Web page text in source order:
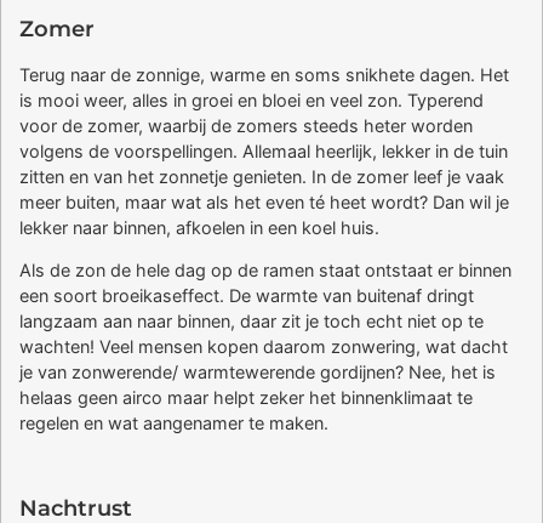
Zomer
Terug naar de zonnige, warme en soms snikhete dagen. Het
is mooi weer, alles in groei en bloei en veel zon. Typerend
voor de zomer, waarbij de zomers steeds heter worden
volgens de voorspellingen. Allemaal heerlijk, lekker in de tuin
zitten en van het zonnetje genieten. In de zomer leef je vaak
meer buiten, maar wat als het even té heet wordt? Dan wil je
lekker naar binnen, afkoelen in een koel huis.
Als de zon de hele dag op de ramen staat ontstaat er binnen
een soort broeikaseffect. De warmte van buitenaf dringt
langzaam aan naar binnen, daar zit je toch echt niet op te
wachten! Veel mensen kopen daarom zonwering, wat dacht
je van zonwerende/ warmtewerende gordijnen? Nee, het is
helaas geen airco maar helpt zeker het binnenklimaat te
regelen en wat aangenamer te maken.
Nachtrust